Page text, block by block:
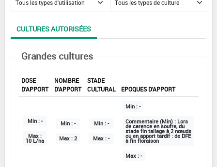
CULTURES AUTORISÉES
Grandes cultures
DOSE
D'APPORT
NOMBRE
D'APPORT
STADE
CULTURAL
EPOQUES D'APPORT
Min : -
Max :
10 L/ha
Min : -
Max : 2
Min : -
Max : -
Min : -
Commentaire (Min) : Lors
de carence en soufre, du
stade fin tallage à 2 nœuds
ou en apport tardif : de DFE
à fin floraison
Max : -